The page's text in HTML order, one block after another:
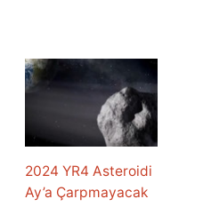
2024 YR4 Asteroidi
Ay’a Çarpmayacak